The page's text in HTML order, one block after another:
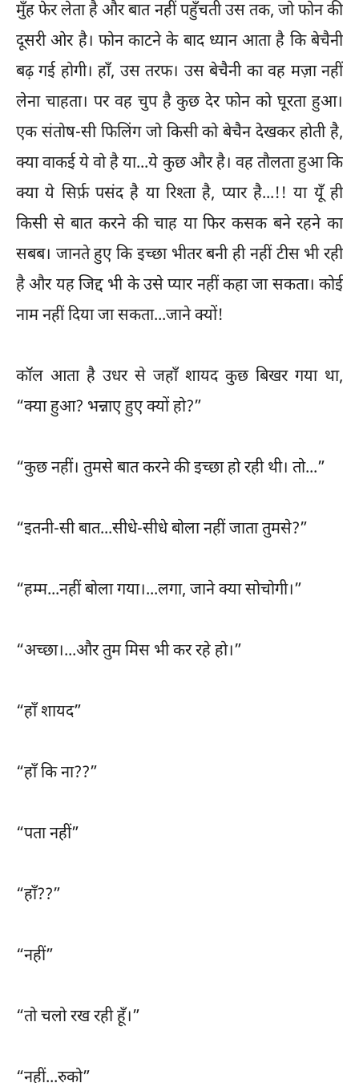
मुँह फेर लेता है और बात नहीं पहुँचती उस तक, जो फोन की
दूसरी ओर है। फोन काटने के बाद ध्यान आता है कि बेचैनी
बढ़ गई होगी। हाँ, उस तरफ। उस बेचैनी का वह मज़ा नहीं
लेना चाहता। पर वह चुप है कुछ देर फोन को घूरता हुआ।
एक संतोष-सी फिलिंग जो किसी को बेचैन देखकर होती है,
क्या वाकई ये वो है या...ये कुछ और है। वह तौलता हुआ कि
क्या ये सिर्फ़ पसंद है या रिश्ता है, प्यार है...!! या यूँ ही
किसी से बात करने की चाह या फिर कसक बने रहने का
सबब। जानते हुए कि इच्छा भीतर बनी ही नहीं टीस भी रही
है और यह जिद्द भी के उसे प्यार नहीं कहा जा सकता। कोई
नाम नहीं दिया जा सकता...जाने क्यों!
कॉल आता है उधर से जहाँ शायद कुछ बिखर गया था,
“क्या हुआ? भन्नाए हुए क्यों हो?”
“कुछ नहीं। तुमसे बात करने की इच्छा हो रही थी। तो...”
“इतनी-सी बात...सीधे-सीधे बोला नहीं जाता तुमसे?”
“हम्म...नहीं बोला गया।...लगा, जाने क्या सोचोगी।”
“अच्छा।...और तुम मिस भी कर रहे हो।”
“हाँ शायद”
“हाँ कि ना??”
“पता नहीं”
“हाँ??”
“नहीं”
“तो चलो रख रही हूँ।”
“नहीं...रुको”